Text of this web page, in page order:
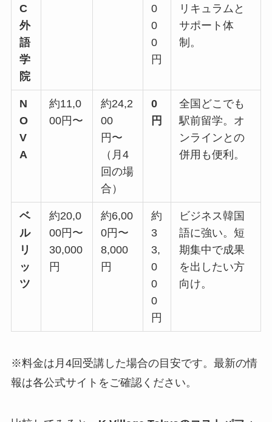
C
外
語
学
院
0
0
0
円
リキュラムと
サポート体
制。
N
O
V
A
約11,0
00円〜
約24,2
00
円〜
（月4
回の場
合）
0
円
全国どこでも
駅前留学。オ
ンラインとの
併用も便利。
ベ
ル
リ
ッ
ツ
約20,0
00円〜
30,000
円
約6,00
0円〜
8,000
円
約
3
3,
0
0
0
円
ビジネス韓国
語に強い。短
期集中で成果
を出したい方
向け。
※料金は月4回受講した場合の目安です。最新の情
報は各公式サイトをご確認ください。